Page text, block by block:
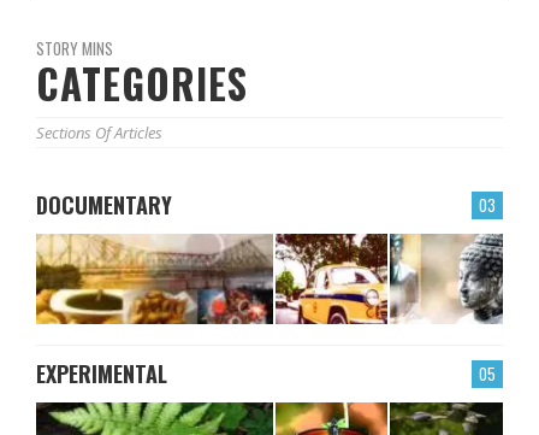
STORY MINS
CATEGORIES
Sections Of Articles
03
DOCUMENTARY
05
EXPERIMENTAL